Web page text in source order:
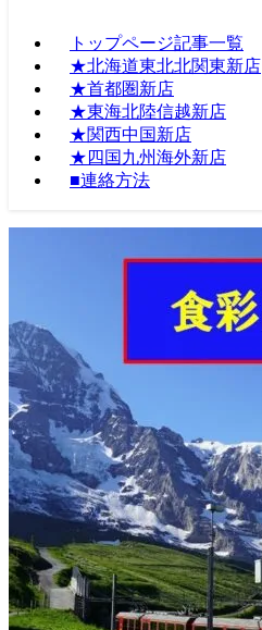
トップページ記事一覧
★北海道東北北関東新店
★首都圏新店
★東海北陸信越新店
★関西中国新店
★四国九州海外新店
■連絡方法